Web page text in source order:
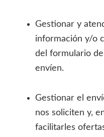
Gestionar y
información y/o
del formulario
envíen.
Gestionar el
nos soliciten y,
facilitarles